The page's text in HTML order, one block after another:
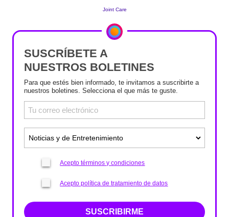
SUSCRÍBETE A
NUESTROS BOLETINES
Para que estés bien informado, te invitamos a suscribirte a
nuestros boletines. Selecciona el que más te guste.
Acepto términos y condiciones
Acepto política de tratamiento de datos
SUSCRIBIRME